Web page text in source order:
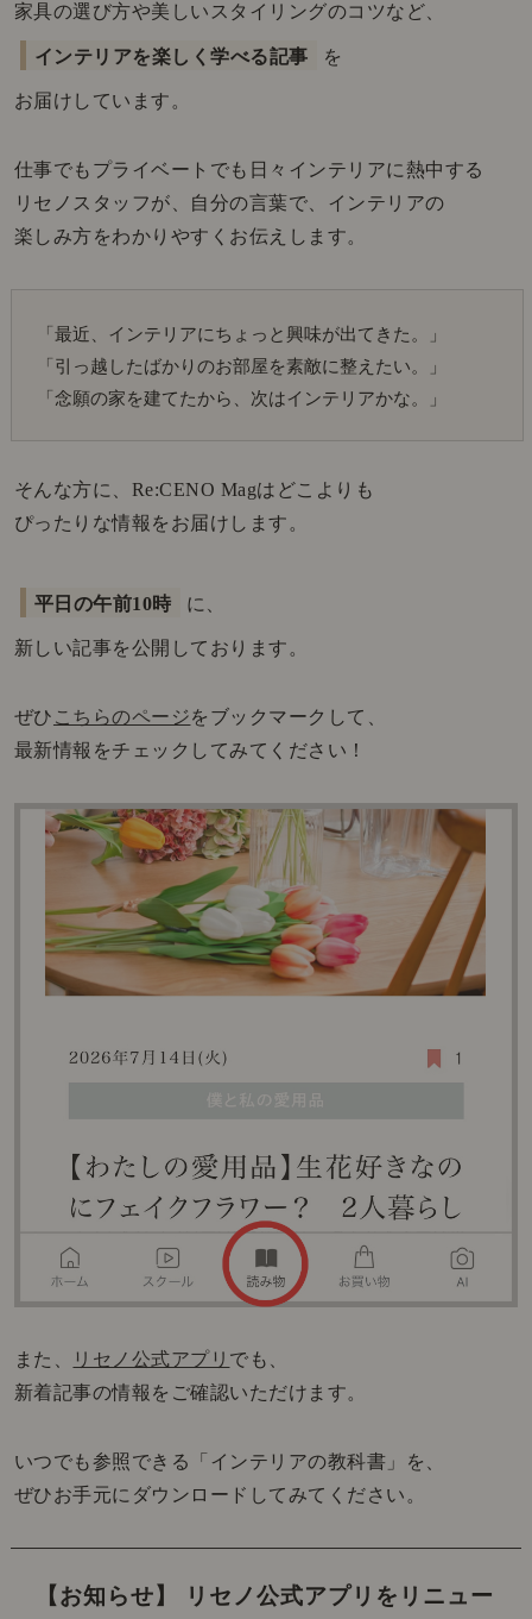
家具の選び方や美しいスタイリングのコツなど、
インテリアを楽しく学べる記事 を
お届けしています。
仕事でもプライベートでも日々インテリアに熱中する
リセノスタッフが、自分の言葉で、インテリアの
楽しみ方をわかりやすくお伝えします。
「最近、インテリアにちょっと興味が出てきた。」
「引っ越したばかりのお部屋を素敵に整えたい。」
「念願の家を建てたから、次はインテリアかな。」
そんな方に、Re:CENO Magはどこよりも
ぴったりな情報をお届けします。
平日の午前10時 に、
新しい記事を公開しております。
ぜひ こちらのページをブックマークして、
最新情報をチェックしてみてください！
また、 リセノ公式アプリ でも、
新着記事の情報をご確認いただけます。
いつでも参照できる「インテリアの教科書」を、
ぜひお手元にダウンロードしてみてください。
【お知らせ】 リセノ公式アプリをリニュー